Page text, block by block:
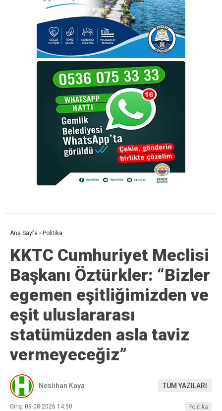
Ana Sayfa › Politika
KKTC Cumhuriyet Meclisi
Başkanı Öztürkler: “Bizler
egemen eşitliğimizden ve
eşit uluslararası
statümüzden asla taviz
vermeyeceğiz”
Neslihan Kaya TÜM YAZILARI
Giriş: 09-08-2026 14:50
Politika